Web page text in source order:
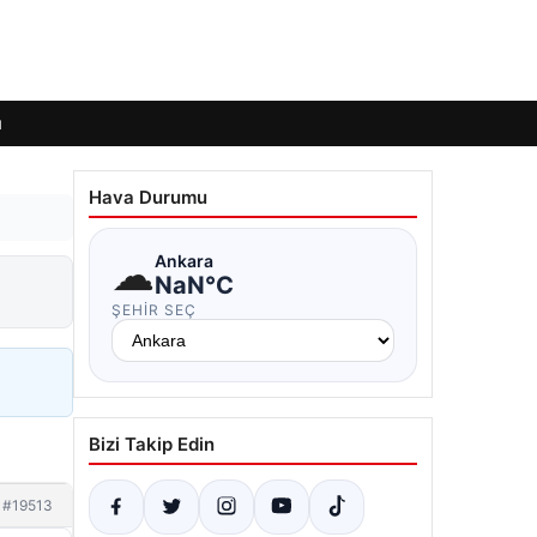
#19513
Hava Durumu
☁Ankara
NaN°C
ŞEHIR SEÇ
Bizi Takip Edin